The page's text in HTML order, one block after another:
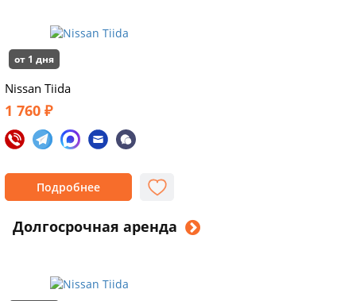
от 1 дня
Nissan Tiida
1 760 ₽
Подробнее
Долгосрочная аренда